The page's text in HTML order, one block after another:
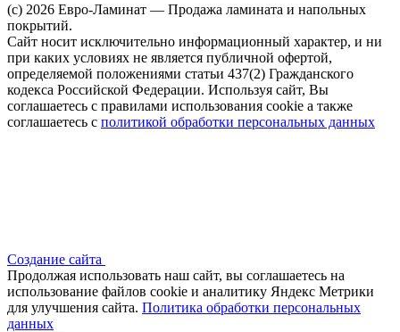
(c) 2026 Евро-Ламинат — Продажа ламината и напольных
покрытий.
Сайт носит исключительно информационный характер, и ни
при каких условиях не является публичной офертой,
определяемой положениями статьи 437(2) Гражданского
кодекса Российской Федерации. Используя сайт, Вы
соглашаетесь с правилами использования cookie а также
соглашаетесь с политикой обработки персональных данных
Создание сайта
Продолжая использовать наш сайт, вы соглашаетесь на
использование файлов сооkіе и аналитику Яндекс Метрики
для улучшения сайта. Политика обработки персональных
данных